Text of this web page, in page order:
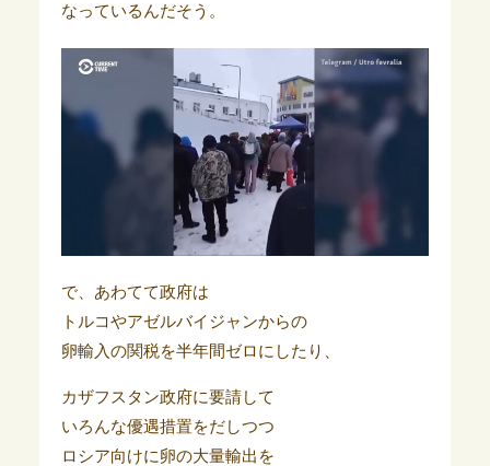
なっているんだそう。
で、あわてて政府は
トルコやアゼルバイジャンからの
卵輸入の関税を半年間ゼロにしたり、
カザフスタン政府に要請して
いろんな優遇措置をだしつつ
ロシア向けに卵の大量輸出を